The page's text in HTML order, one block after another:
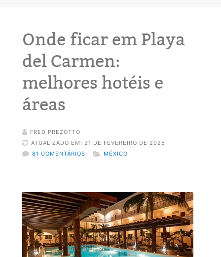
Onde ficar em Playa
del Carmen:
melhores hotéis e
áreas
FRED PREZOTTO
ATUALIZADO EM: 21 DE FEVEREIRO DE 2025
81 COMENTÁRIOS
MÉXICO